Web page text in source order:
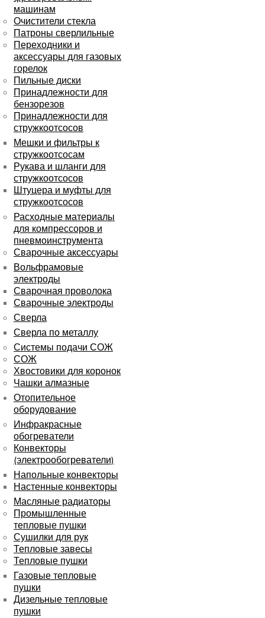
машинам
Очистители стекла
Патроны сверлильные
Переходники и
аксессуары для газовых
горелок
Пильные диски
Принадлежности для
бензорезов
Принадлежности для
стружкоотсосов
Мешки и фильтры к
стружкоотсосам
Рукава и шланги для
стружкоотсосов
Штуцера и муфты для
стружкоотсосов
Расходные материалы
для компрессоров и
пневмоинструмента
Сварочные аксессуары
Вольфрамовые
электроды
Сварочная проволока
Сварочные электроды
Сверла
Сверла по металлу
Системы подачи СОЖ
СОЖ
Хвостовики для коронок
Чашки алмазные
Отопительное
оборудование
Инфракрасные
обогреватели
Конвекторы
(электрообогреватели)
Напольные конвекторы
Настенные конвекторы
Масляные радиаторы
Промышленные
тепловые пушки
Сушилки для рук
Тепловые завесы
Тепловые пушки
Газовые тепловые
пушки
Дизельные тепловые
пушки